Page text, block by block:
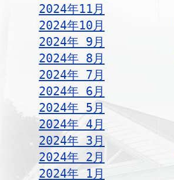
2024年11月
2024年10月
2024年 9月
2024年 8月
2024年 7月
2024年 6月
2024年 5月
2024年 4月
2024年 3月
2024年 2月
2024年 1月